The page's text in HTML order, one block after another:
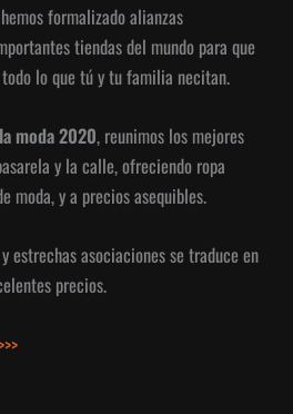
formalizado alianzas
tiendas del mundo para que
lo que tú y tu familia necitan.
moda 2020, reunimos los mejores
y la calle, ofreciendo ropa
moda, y a precios asequibles.
estrechas asociaciones se traduce en
precios.